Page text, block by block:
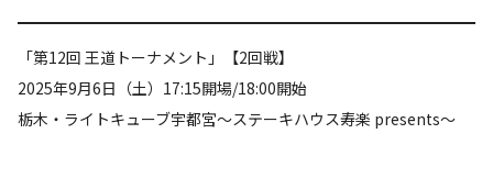
「第12回 王道トーナメント」【2回戦】
2025年9月6日（土）17:15開場/18:00開始
栃木・ライトキューブ宇都宮～ステーキハウス寿楽 presents～